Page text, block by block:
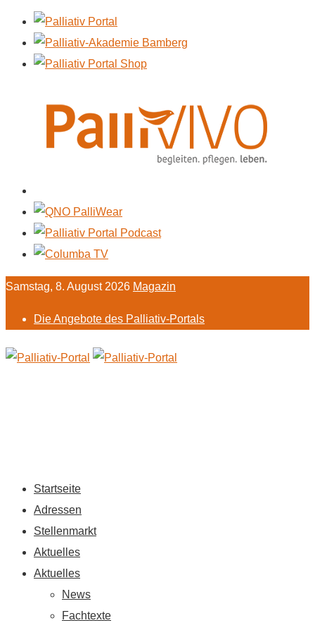
Samstag, 8. August 2026 Magazin
Die Angebote des Palliativ-Portals
Startseite
Adressen
Stellenmarkt
Aktuelles
Aktuelles
News
Fachtexte